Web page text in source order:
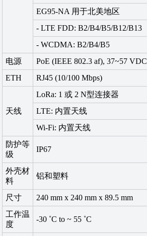
EG95-NA 用于北美地区
- LTE FDD: B2/B4/B5/B12/B13
- WCDMA: B2/B4/B5
电源
PoE (IEEE 802.3 af), 37~57 VDC
ETH
RJ45 (10/100 Mbps)
天线
LoRa: 1 或 2 N型连接器
LTE: 内置天线
Wi-Fi: 内置天线
防护等
级
IP67
外壳材
料
铝和塑料
尺寸
240 mm x 240 mm x 89.5 mm
工作温
度
-30 ˚C to ~ 55 ˚C